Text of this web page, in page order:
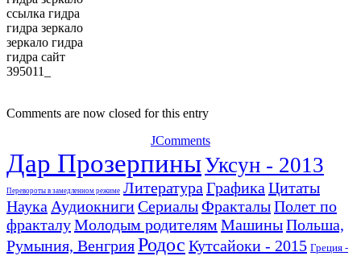
ссылка гидра
гидра зеркало
зеркало гидра
гидра сайт
395011_
Comments are now closed for this entry
JComments
Дар ПрозерпиныУксун - 2013
Перевороты в замедленном режиме Литература Графика Цитаты
Наука АудиокнигиСериалыФракталыПолет по
фракталуМолодым родителям МашиныПольша,
Румыния, ВенгрияРодос Кутсайоки - 2015 Греция -